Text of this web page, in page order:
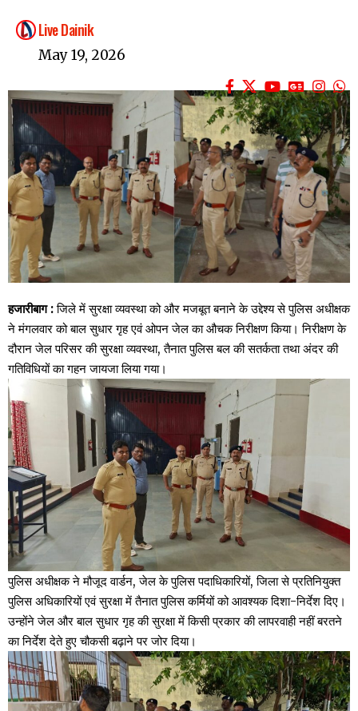
Live Dainik
May 19, 2026
हजारीबाग :जिले में सुरक्षा व्यवस्था को और मजबूत बनाने के उद्देश्य से पुलिस अधीक्षक
ने मंगलवार को बाल सुधार गृह एवं ओपन जेल का औचक निरीक्षण किया। निरीक्षण के
दौरान जेल परिसर की सुरक्षा व्यवस्था, तैनात पुलिस बल की सतर्कता तथा अंदर की
गतिविधियों का गहन जायजा लिया गया।
पुलिस अधीक्षक ने मौजूद वार्डन, जेल के पुलिस पदाधिकारियों, जिला से प्रतिनियुक्त
पुलिस अधिकारियों एवं सुरक्षा में तैनात पुलिस कर्मियों को आवश्यक दिशा-निर्देश दिए।
उन्होंने जेल और बाल सुधार गृह की सुरक्षा में किसी प्रकार की लापरवाही नहीं बरतने
का निर्देश देते हुए चौकसी बढ़ाने पर जोर दिया।